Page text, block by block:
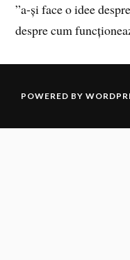
”a-și face o idee
despre cum
POWERED BY